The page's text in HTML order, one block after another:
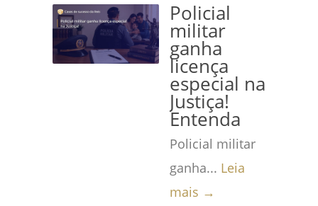
Policial
militar
ganha
licença
especial na
Justiça!
Entenda
Policial militar
ganha... Leia
mais →